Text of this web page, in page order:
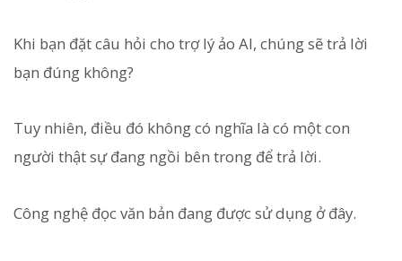
Khi bạn đặt câu hỏi cho trợ lý ảo AI, chúng sẽ trả lời
bạn đúng không?
Tuy nhiên, điều đó không có nghĩa là có một con
người thật sự đang ngồi bên trong để trả lời.
Công nghệ đọc văn bản đang được sử dụng ở đây.